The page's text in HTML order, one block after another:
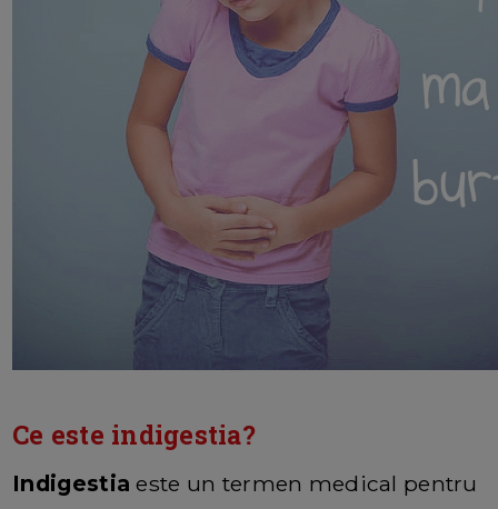
Ce este indigestia?
Indigestiaeste un termen medical pentru